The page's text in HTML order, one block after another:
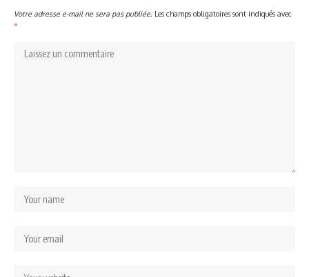
Votre adresse e-mail ne sera pas publiée. Les champs obligatoires sont indiqués avec
*